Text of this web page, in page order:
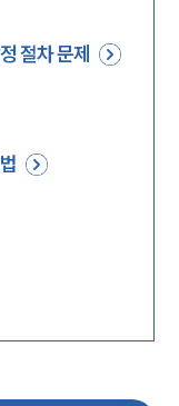
절차 문제